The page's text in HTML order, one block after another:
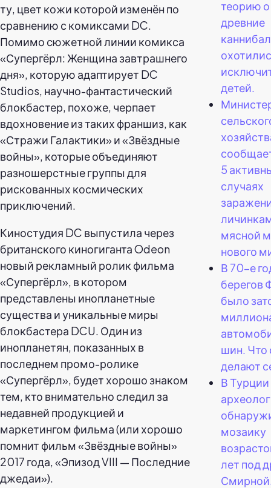
ту, цвет кожи которой изменён по
сравнению с комиксами DC.
Помимо сюжетной линии комикса
«Супергёрл: Женщина завтрашнего
дня», которую адаптирует DC
Studios, научно-фантастический
блокбастер, похоже, черпает
вдохновение из таких франшиз, как
«Стражи Галактики» и «Звёздные
войны», которые объединяют
разношерстные группы для
рискованных космических
приключений.
Киностудия DC выпустила через
британского киногиганта Odeon
новый рекламный ролик фильма
«Супергёрл», в котором
представлены инопланетные
существа и уникальные миры
блокбастера DCU. Один из
инопланетян, показанных в
последнем промо-ролике
«Супергёрл», будет хорошо знаком
тем, кто внимательно следил за
недавней продукцией и
маркетингом фильма (или хорошо
помнит фильм «Звёздные войны»
2017 года, «Эпизод VIII — Последние
джедаи»).
теорию
древние
детей.
5
случаях
мясной
нового
В 70-е
берегов
было
шин. Что
делают
В Турции
мозаику
лет под